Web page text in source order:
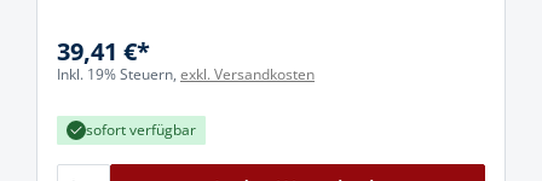
39,41 €*
Inkl. 19% Steuern, exkl. Versandkosten
sofort verfügbar